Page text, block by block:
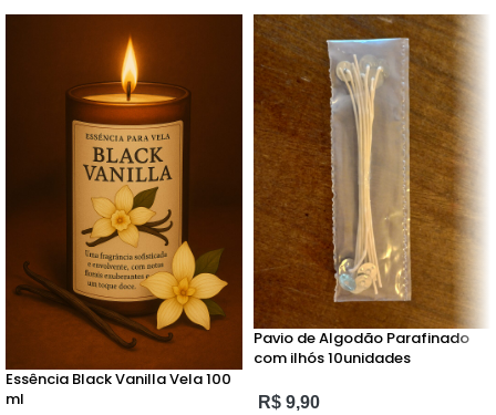
Essência Black Vanilla Vela 100
ml
Pavio de Algodão Parafinado
com ilhós 10unidades
R$9,90